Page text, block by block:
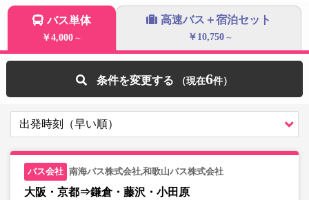
バス単体
￥4,000 ～
高速バス＋宿泊セット
￥10,750 ～
条件を変更する 6
南海バス株式会社,和歌山バス株式会社
大阪・京都⇒鎌倉・藤沢・小田原